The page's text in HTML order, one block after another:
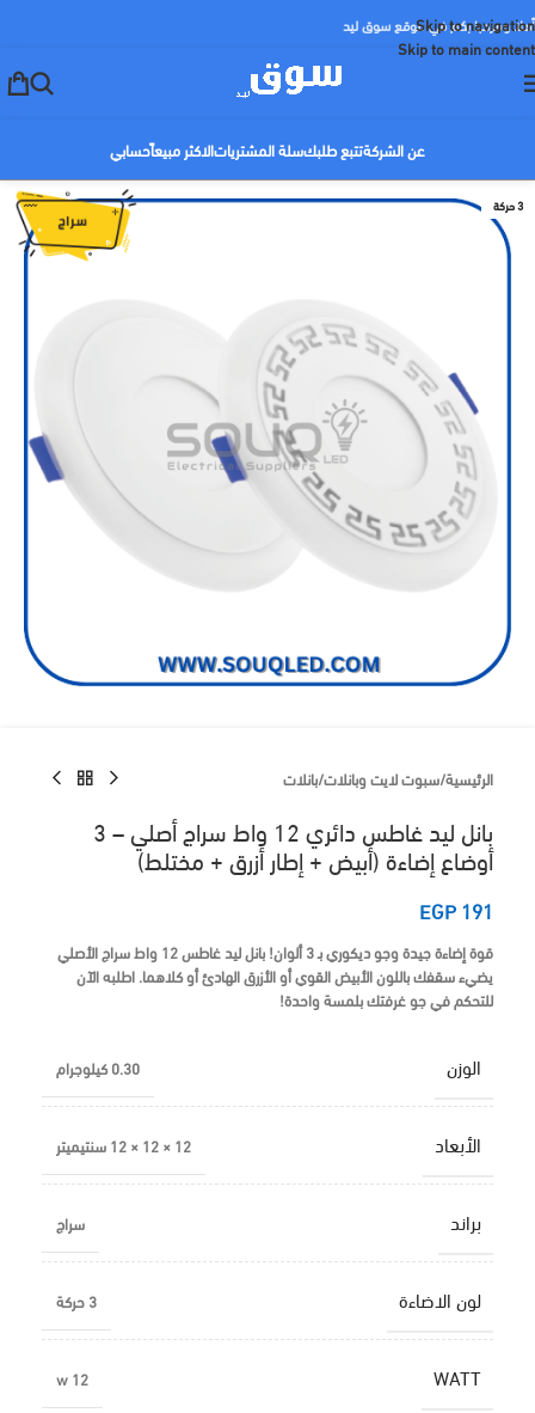
Skip to navigation
Skip to main content
أهلا ومرحبا بكم في موقع سوق ليد
عن الشركةتتبع طلبكسلة المشترياتالاكثر مبيعاًحسابي
3 حركة
الرئيسية/سبوت لايت وبانلات/بانلات
بانل ليد غاطس دائري 12 واط سراج أصلي – 3
أوضاع إضاءة (أبيض + إطار أزرق + مختلط)
EGP191
قوة إضاءة جيدة وجو ديكوري بـ 3 ألوان!
بانل ليد غاطس 12 واط سراج الأصلي
يضيء سقفك باللون الأبيض القوي أو الأزرق الهادئ أو كلاهما.اطلبه الآن
للتحكم في جو غرفتك بلمسة واحدة!
الوزن 0.30 كيلوجرام
الأبعاد 12 × 12 × 12 سنتيميتر
براند سراج
لون الاضاءة 3 حركة
WATT
12 w